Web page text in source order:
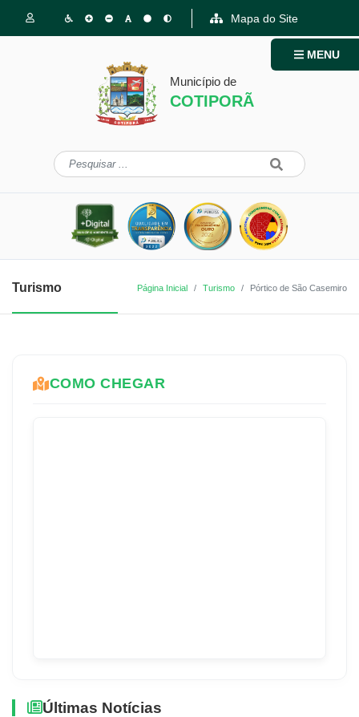
Mapa do Site
Município de
COTIPORÃ
MENU
Turismo Página Inicial Turismo Pórtico de São Casemiro
COMO CHEGAR
Últimas Notícias